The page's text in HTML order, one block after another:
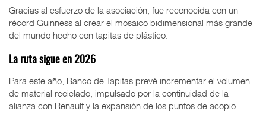
Gracias al esfuerzo de la asociación, fue reconocida con un
récord Guinness al crear el mosaico bidimensional más grande
del mundo hecho con tapitas de plástico.
La ruta sigue en 2026
Para este año, Banco de Tapitas prevé incrementar el volumen
de material reciclado, impulsado por la continuidad de la
alianza con Renault y la expansión de los puntos de acopio.